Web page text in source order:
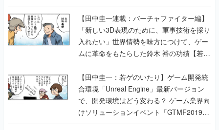
【若ゲのいたり最終回】
【田中圭一連載：バーチャファイター編】
「新しい3D表現のために、軍事技術を採り
入れたい」世界情勢を味方につけて、ゲー
ムに革命をもたらした鈴木 裕の功績【若ゲ
のいたり】
【田中圭一：若ゲのいたり】ゲーム開発統
合環境「Unreal Engine」最新バージョン
で、開発環境はどう変わる？ ゲーム業界向
けソリューションイベント「GTMF2019」
に行って、より理解を深めよう【PR】